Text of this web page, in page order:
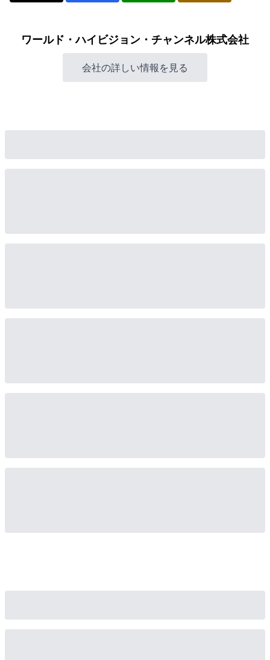
ワールド・ハイビジョン・チャンネル株式会社
会社の詳しい情報を見る